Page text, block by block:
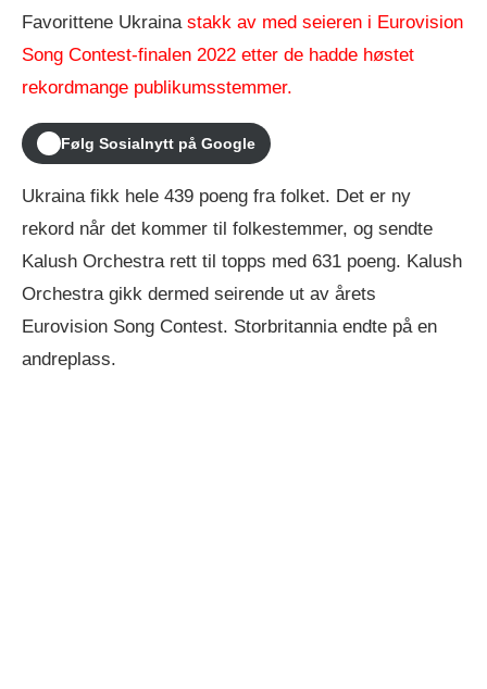
Favorittene Ukraina stakk av med seieren i Eurovision
Song Contest-finalen 2022 etter de hadde høstet
rekordmange publikumsstemmer.
Følg Sosialnytt på Google
Ukraina fikk hele 439 poeng fra folket. Det er ny
rekord når det kommer til folkestemmer, og sendte
Kalush Orchestra rett til topps med 631 poeng. Kalush
Orchestra gikk dermed seirende ut av årets
Eurovision Song Contest. Storbritannia endte på en
andreplass.